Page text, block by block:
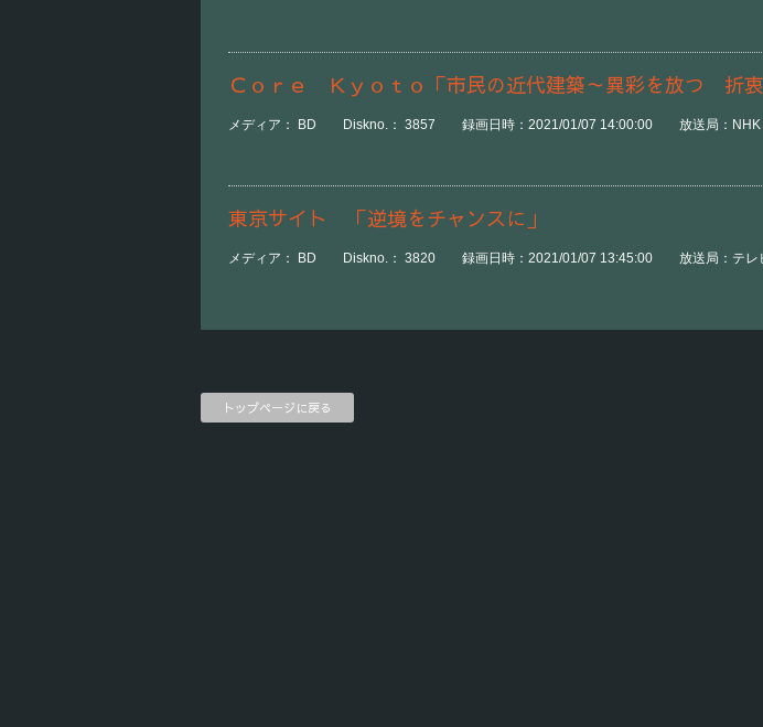
Ｃｏｒｅ Ｋｙｏｔｏ「市民の近代建築～異彩を放つ 折衷
メディア： BD Diskno.： 3857 録画日時：2021/01/07 14:00:00 放送局：NHK
東京サイト 「逆境をチャンスに」
メディア： BD Diskno.： 3820 録画日時：2021/01/07 13:45:00 放送局：テレ
トップページに戻る